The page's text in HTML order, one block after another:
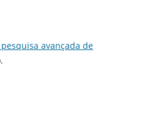
avançada de